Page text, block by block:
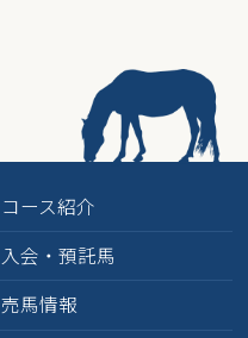
コース紹介
入会・預託馬
売馬情報